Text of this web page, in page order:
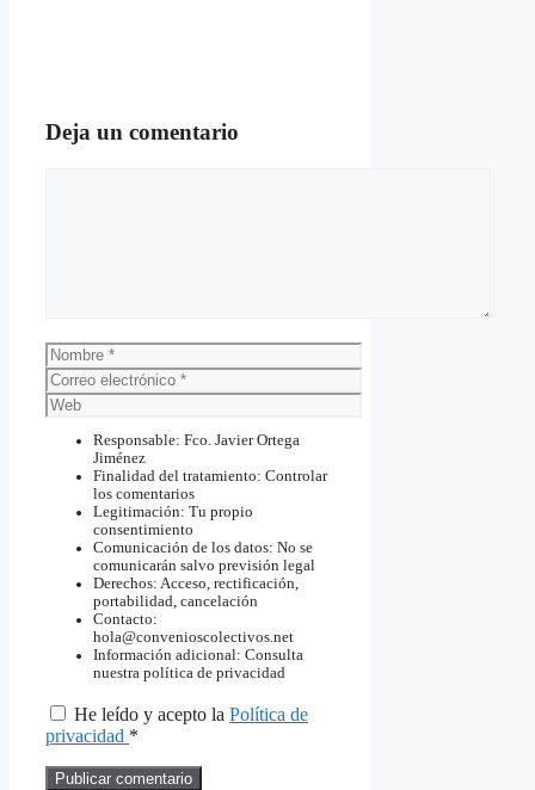
Deja un comentario
Nombre
Correo
electrónico
Web
Responsable: Fco. Javier Ortega
Jiménez
Finalidad del tratamiento: Controlar
los comentarios
Legitimación: Tu propio
consentimiento
Comunicación de los datos: No se
comunicarán salvo previsión legal
Derechos: Acceso, rectificación,
portabilidad, cancelación
Contacto:
hola@convenioscolectivos.net
Información adicional: Consulta
nuestra política de privacidad
He leído y acepto la Política de
privacidad *